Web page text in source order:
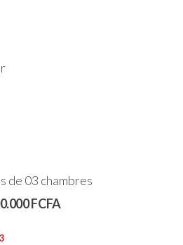
de 03 chambres
FCFA